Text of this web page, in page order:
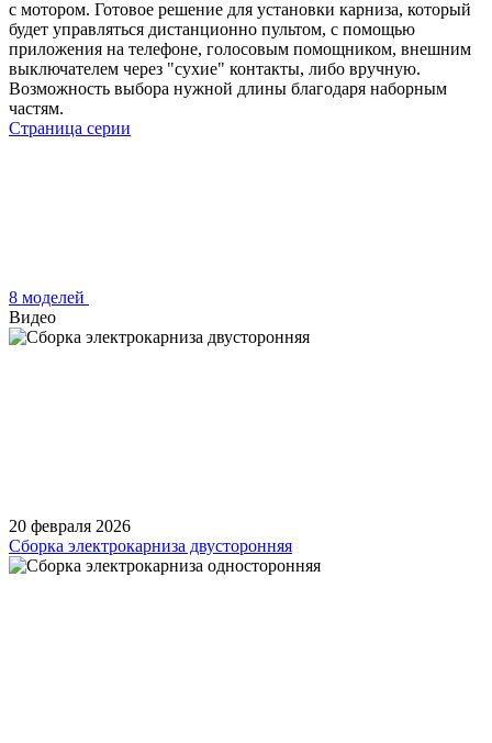
с мотором. Готовое решение для установки карниза, который
будет управляться дистанционно пультом, с помощью
приложения на телефоне, голосовым помощником, внешним
выключателем через "сухие" контакты, либо вручную.
Возможность выбора нужной длины благодаря наборным
частям.
Страница серии
8 моделей
Видео
20 февраля 2026
Сборка электрокарниза двусторонняя